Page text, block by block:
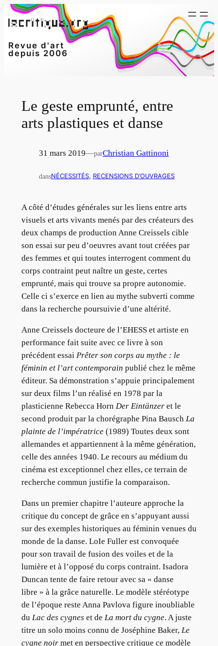
Aller
au
Revue d'art
depuis 2006
Le geste emprunté, entre
arts plastiques et danse
31 mars 2019—parChristian Gattinoni
dansNÉCESSITÉS, RECENSIONS D’OUVRAGES
A côté d’études générales sur les liens entre arts
visuels et arts vivants menés par des créateurs des
deux champs de production Anne Creissels cible
son essai sur peu d’oeuvres avant tout créées par
des femmes et qui toutes interrogent comment du
corps contraint peut naître un geste, certes
emprunté, mais qui trouve sa propre autonomie.
Celle ci s’exerce en lien au mythe subverti comme
dans la recherche poursuivie d’une altérité.
Anne Creissels docteure de l’EHESS et artiste en
performance fait suite avec ce livre à son
précédent essai Prêter son corps au mythe : le
féminin et l’art contemporain publié chez le même
éditeur. Sa démonstration s’appuie principalement
sur deux films l’un réalisé en 1978 par la
plasticienne Rebecca Horn Der Eintänzeret le
second produit par la chorégraphe Pina Bausch La
plainte de l’impératrice(1989) Toutes deux sont
allemandes et appartiennent à la même génération,
celle des années 1940. Le recours au médium du
cinéma est exceptionnel chez elles, ce terrain de
recherche commun justifie la comparaison.
Dans un premier chapitre l’auteure approche la
critique du concept de grâce en s’appuyant aussi
sur des exemples historiques au féminin venues du
monde de la danse. LoIe Fuller est convoquée
pour son travail de fusion des voiles et de la
lumière et à l’opposé du corps contraint. Isadora
Duncan tente de faire retour avec sa « danse
libre » à la grâce naturelle. Le modèle stéréotype
de l’époque reste Anna Pavlova figure inoubliable
du Lac des cygnes et de La mort du cygne. A juste
titre un solo moins connu de Joséphine Baker, Le
cygne noirmet en perspective critique ce modèle